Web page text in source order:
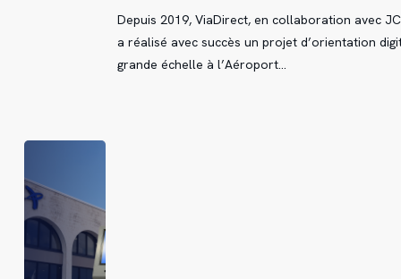
l’aéroport
international
d’Orlando
Depuis 2019, ViaDirect, en collaboration avec
a réalisé avec succès un projet d’orientation
grande échelle à l’Aéroport…